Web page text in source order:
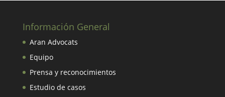
Información General
Aran Advocats
Equipo
Prensa y reconocimientos
Estudio de casos